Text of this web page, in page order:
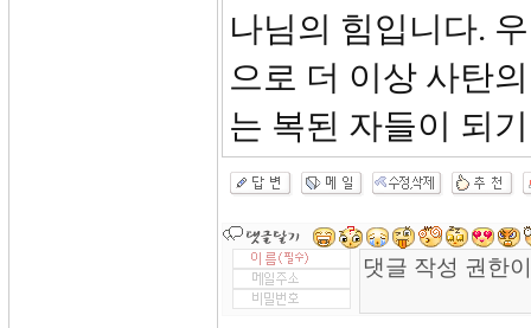
나님의 힘입니다.
으로 더 이상 사탄
는 복된 자들이 되